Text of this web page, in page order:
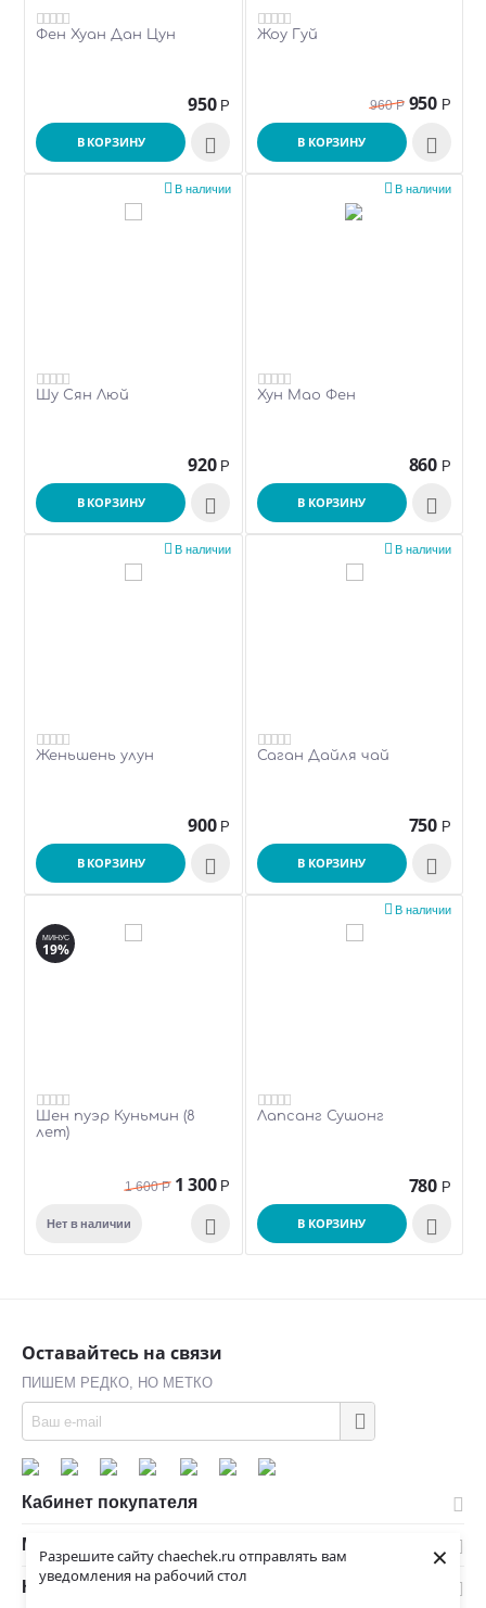
Разрешите сайту chaechek.ru отправлять вам
уведомления на рабочий стол
×
Фен Хуан Дан Цун
950 Р
В КОРЗИНУ 
Жоу Гуй
960 Р 950 Р
В КОРЗИНУ 
В наличии

Шу Сян Люй
920 Р
В КОРЗИНУ 
В наличии

Хун Мао Фен
860 Р
В КОРЗИНУ 
В наличии

Женьшень улун
900 Р
В КОРЗИНУ 
В наличии

Саган Дайля чай
750 Р
В КОРЗИНУ 
МИНУС
19%
Шен пуэр Куньмин (8
лет)
1 600 Р 1 300 Р
Нет в наличии 
В наличии

Лапсанг Сушонг
780 Р
В КОРЗИНУ 
Оставайтесь на связи
ПИШЕМ РЕДКО, НО МЕТКО
Кабинет покупателя
Магазин
Контакты